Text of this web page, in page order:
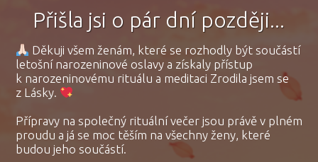
Přišla jsi o pár dní později...
Děkuji všem ženám, které se rozhodly být součástí
letošní narozeninové oslavy a získaly přístup
k narozeninovému rituálu a meditaci Zrodila jsem se
z Lásky.
Přípravy na společný rituální večer jsou právě v plném
proudu a já se moc těším na všechny ženy, které
budou jeho součástí.